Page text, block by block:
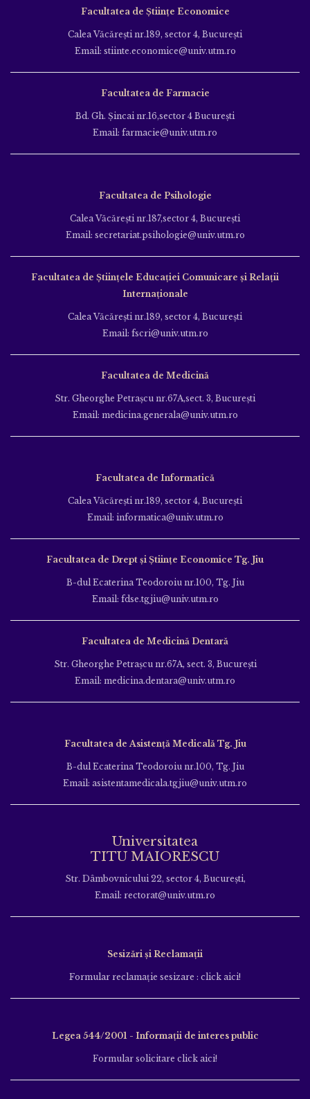
Facultatea de Științe Economice
Calea Văcăreşti nr.189, sector 4, Bucureşti
Email: stiinte.economice@univ.utm.ro
Facultatea de Farmacie
Bd. Gh. Şincai nr.16,sector 4 Bucureşti
Email: farmacie@univ.utm.ro
Facultatea de Psihologie
Calea Văcăreşti nr.187,sector 4, Bucureşti
Email: secretariat.psihologie@univ.utm.ro
Facultatea de Ştiinţele Educației Comunicare și Relații
Internaționale
Calea Văcăreşti nr.189, sector 4, Bucureşti
Email: fscri@univ.utm.ro
Facultatea de Medicină
Str. Gheorghe Petraşcu nr.67A,sect. 3, Bucureşti
Email: medicina.generala@univ.utm.ro
Facultatea de Informatică
Calea Văcăreşti nr.189, sector 4, Bucureşti
Email: informatica@univ.utm.ro
Facultatea de Drept și Științe Economice Tg. Jiu
B-dul Ecaterina Teodoroiu nr.100, Tg. Jiu
Email: fdse.tgjiu@univ.utm.ro
Facultatea de Medicină Dentară
Str. Gheorghe Petraşcu nr.67A, sect. 3, Bucureşti
Email: medicina.dentara@univ.utm.ro
Facultatea de Asistență Medicală Tg. Jiu
B-dul Ecaterina Teodoroiu nr.100, Tg. Jiu
Email: asistentamedicala.tgjiu@univ.utm.ro
Universitatea
TITU MAIORESCU
Str. Dâmbovnicului 22, sector 4, București,
Email: rectorat@univ.utm.ro
Sesizări și Reclamații
Formular reclamație sesizare : click aici!
Legea 544/2001 - Informații de interes public
Formular solicitare click aici!